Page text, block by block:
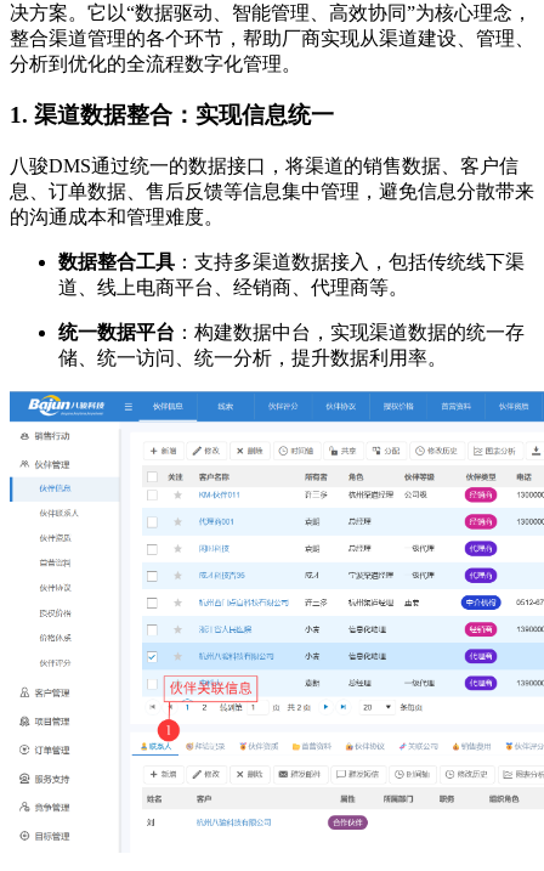
决方案。它以“数据驱动、智能管理、高效协同”为核心理念，
整合渠道管理的各个环节，帮助厂商实现从渠道建设、管理、
分析到优化的全流程数字化管理。
1. 渠道数据整合：实现信息统一
八骏DMS通过统一的数据接口，将渠道的销售数据、客户信
息、订单数据、售后反馈等信息集中管理，避免信息分散带来
的沟通成本和管理难度。
数据整合工具 ：支持多渠道数据接入，包括传统线下渠
道、线上电商平台、经销商、代理商等。
统一数据平台 ：构建数据中台，实现渠道数据的统一存
储、统一访问、统一分析，提升数据利用率。